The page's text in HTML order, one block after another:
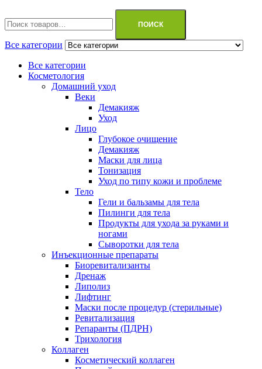
ПОИСК
Все категории
Все категории
Косметология
Домашний уход
Веки
Демакияж
Уход
Лицо
Глубокое очищение
Демакияж
Маски для лица
Тонизация
Уход по типу кожи и проблеме
Тело
Гели и бальзамы для тела
Пилинги для тела
Продукты для ухода за руками и
ногами
Сыворотки для тела
Инъекционные препараты
Биоревитализанты
Дренаж
Липолиз
Лифтинг
Маски после процедур (стерильные)
Ревитализация
Репаранты (ПДРН)
Трихология
Коллаген
Косметический коллаген